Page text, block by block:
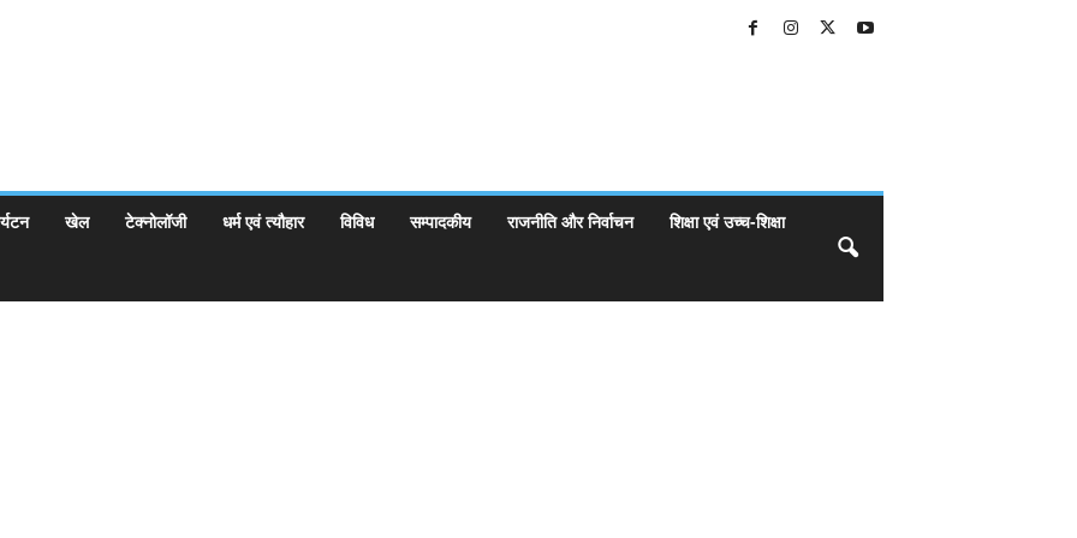
खेल टेक्नोलॉजी धर्म एवं त्यौहार विविध सम्पादकीय राजनीति और निर्वाचन शिक्षा एवं उच्च-शिक्षा